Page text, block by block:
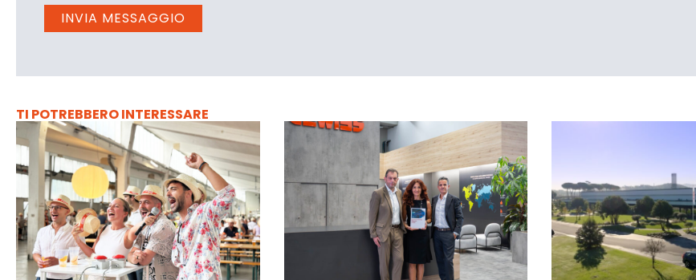
TI POTREBBERO INTERESSARE